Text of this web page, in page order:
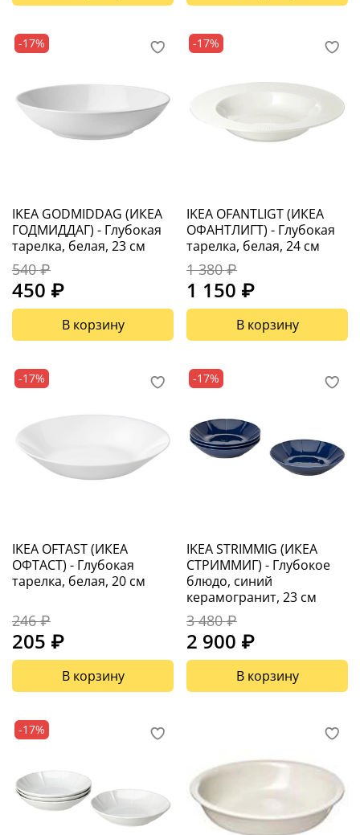
-17%
IKEA GODMIDDAG (ИКЕА
ГОДМИДДАГ) - Глубокая
тарелка, белая, 23 см
540 ₽
450 ₽
В корзину
-17%
IKEA OFANTLIGT (ИКЕА
ОФАНТЛИГТ) - Глубокая
тарелка, белая, 24 см
1 380 ₽
1 150 ₽
В корзину
-17%
IKEA OFTAST (ИКЕА
ОФТАСТ) - Глубокая
тарелка, белая, 20 см
246 ₽
205 ₽
В корзину
-17%
IKEA STRIMMIG (ИКЕА
СТРИММИГ) - Глубокое
блюдо, синий
керамогранит, 23 см
3 480 ₽
2 900 ₽
В корзину
-17%